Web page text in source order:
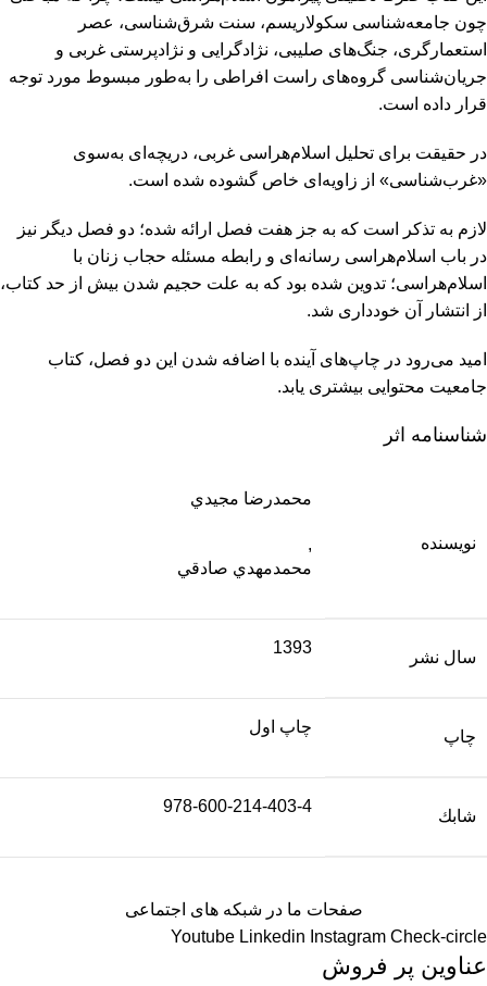
چون جامعه‌شناسی سکولاریسم، سنت شرق‌شناسی، عصر
استعمارگری، جنگ‌های صلیبی، نژادگرایی و نژادپرستی غربی و
جریان‌شناسی گروه‌های راست افراطی را به‌طور مبسوط مورد توجه
قرار داده است.
در حقیقت برای تحلیل اسلام‌هراسی غربی، دریچه‌ای به‌سوی
«غرب‌شناسی» از زاویه‌ای خاص گشوده شده است.
لازم به تذکر است که به جز هفت فصل ارائه شده؛ دو فصل دیگر نیز
در باب اسلام‌هراسی رسانه‌ای و رابطه مسئله حجاب زنان‌ با
اسلام‌هراسی؛ تدوین شده بود که به علت حجیم شدن بیش از حد کتاب‌،
از انتشار آن خودداری شد.
امید می‌رود در چاپ‌های آینده با اضافه شدن این دو فصل، کتاب
جامعیت محتوایی بیشتری یابد.
شناسنامه اثر
نویسنده
محمدرضا مجيدي
,
محمدمهدي صادقي
سال نشر
1393
چاپ
چاپ اول
شابك
978-600-214-403-4
صفحات ما در شبکه های اجتماعی
Youtube Linkedin Instagram Check-circle
عناوین پر فروش